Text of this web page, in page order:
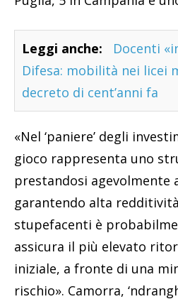
Leggi anche:
Docenti
Difesa: mobilità nei licei
decreto di cent’anni fa
«Nel ‘paniere’ degli
gioco rappresenta uno
prestandosi agevolmente
garantendo alta
stupefacenti è
assicura il più elevato
iniziale, a fronte di una
rischio». Camorra,